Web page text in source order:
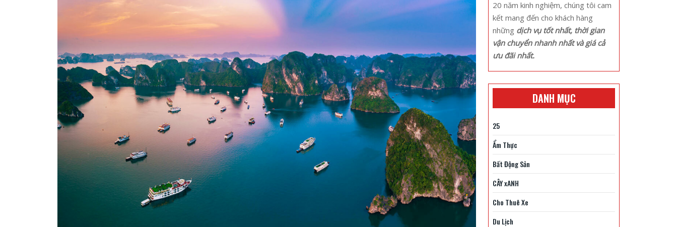
20 năm kinh nghiệm, chúng tôi cam
kết mang đến cho khách hàng
những dịch vụ tốt nhất, thời gian
vận chuyển nhanh nhất và giá cả
ưu đãi nhất.
DANH MỤC
25
Ẩm Thực
Bất Động Sản
CÂY xANH
Cho Thuê Xe
Du Lịch